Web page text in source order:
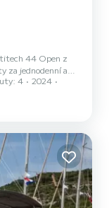
44 Open z
za jednodenní a
tato loď vaším
v okolí
4
2024